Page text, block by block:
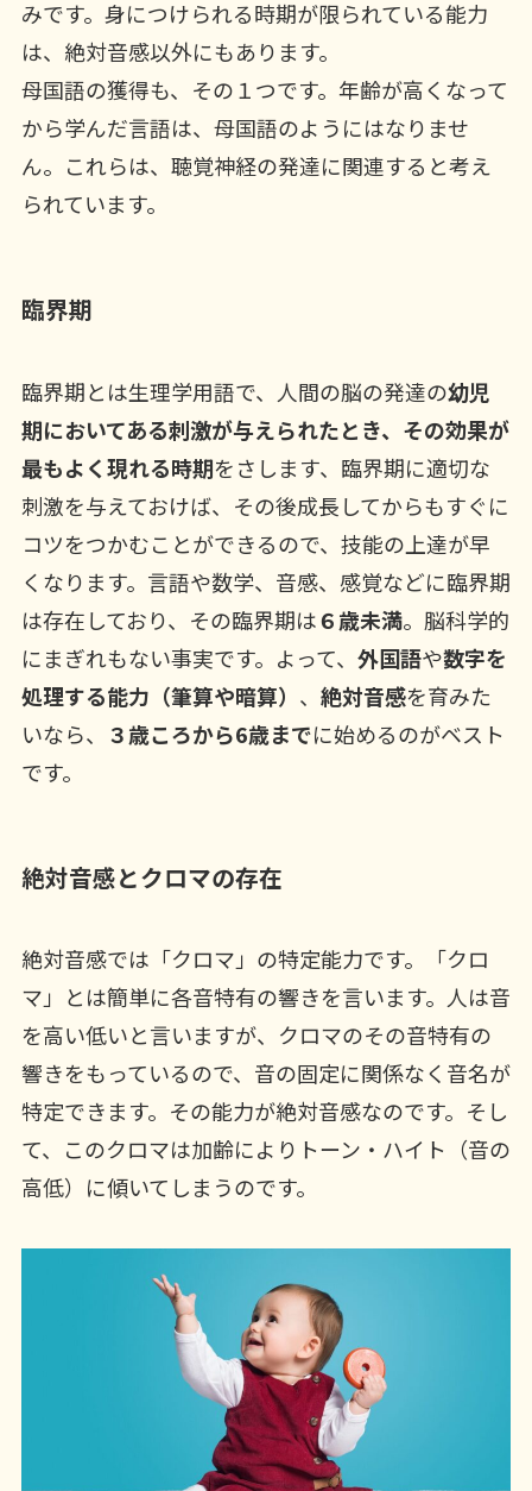
みです。身につけられる時期が限られている能力
は、絶対音感以外にもあります。
母国語の獲得も、その１つです。年齢が高くなって
から学んだ言語は、母国語のようにはなりませ
ん。これらは、聴覚神経の発達に関連すると考え
られています。
臨界期
臨界期とは生理学用語で、人間の脳の発達の幼児
期においてある刺激が与えられたとき、その効果が
最もよく現れる時期をさします、臨界期に適切な
刺激を与えておけば、その後成長してからもすぐに
コツをつかむことができるので、技能の上達が早
くなります。言語や数学、音感、感覚などに臨界期
は存在しており、その臨界期は６歳未満。脳科学的
にまぎれもない事実です。よって、 外国語や数字を
処理する能力（筆算や暗算） 、 絶対音感を育みた
いなら、
３歳ころから6歳までに始めるのがベスト
です。
絶対音感とクロマの存在
絶対音感では「クロマ」の特定能力です。「クロ
マ」とは簡単に各音特有の響きを言います。人は音
を高い低いと言いますが、クロマのその音特有の
響きをもっているので、音の固定に関係なく音名が
特定できます。その能力が絶対音感なのです。そし
て、このクロマは加齢によりトーン・ハイト（音の
高低）に傾いてしまうのです。